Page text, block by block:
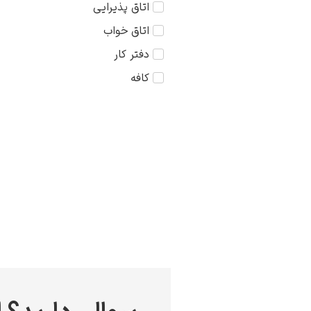
کودک
مذهبی
منظره
75×75
اتاق پذیرایی
اتاق خواب
دفتر کار
کافه